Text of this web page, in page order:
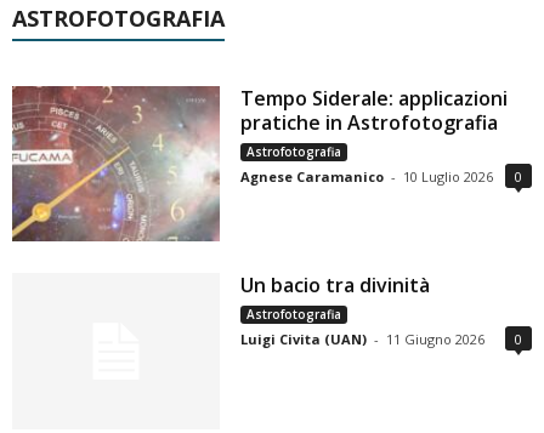
ASTROFOTOGRAFIA
Tempo Siderale: applicazioni
pratiche in Astrofotografia
Astrofotografia
Agnese Caramanico - 10 Luglio 2026 0
Un bacio tra divinità
Astrofotografia
Luigi Civita (UAN) - 11 Giugno 2026 0